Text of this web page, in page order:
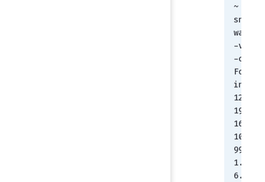
~ >
snmp
walk
-v2c
-c
Fort
inet
123#
192.
168.
100.
99
1.3.
6.1.